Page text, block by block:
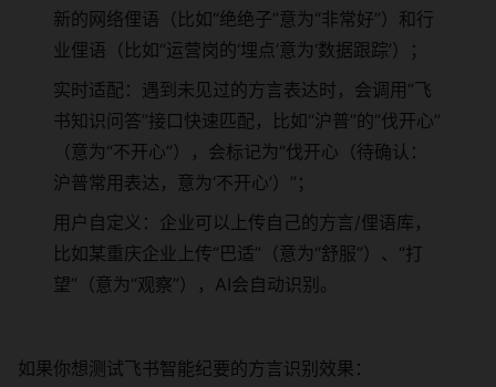
新的网络俚语（比如“绝绝子”意为“非常好”）和行
业俚语（比如“运营岗的‘埋点’意为‘数据跟踪’）；
实时适配：遇到未见过的方言表达时，会调用“飞
书知识问答”接口快速匹配，比如“沪普”的“伐开心”
（意为“不开心”），会标记为“伐开心（待确认：
沪普常用表达，意为‘不开心’）”；
用户自定义：企业可以上传自己的方言/俚语库，
比如某重庆企业上传“巴适”（意为“舒服”）、“打
望”（意为“观察”），AI会自动识别。
如果你想测试飞书智能纪要的方言识别效果：